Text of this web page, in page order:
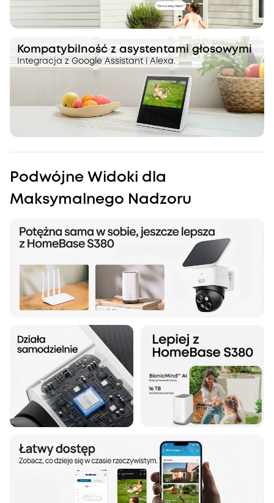
Kompatybilność z asystentami głosowymi
Integracja z Google Assistant i Alexa.
Podwójne Widoki dla
Maksymalnego Nadzoru